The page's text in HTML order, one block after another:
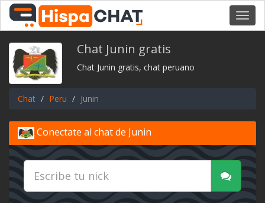
Chat Junin gratis
Chat Junin gratis, chat peruano
Chat Peru Junin
Conectate al chat de Junin